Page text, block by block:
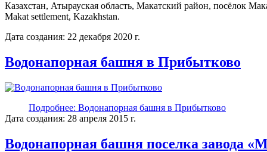
Казахстан, Атырауская область, Макатский район, посёлок
Makat settlement, Kazakhstan.
Дата создания: 22 декабря 2020 г.
Водонапорная башня в Прибытково
Подробнее: Водонапорная башня в Прибытково
Дата создания: 28 апреля 2015 г.
Водонапорная башня поселка завода